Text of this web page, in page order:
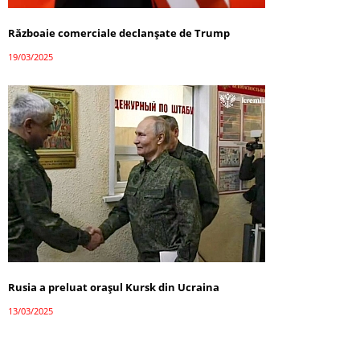
Războaie comerciale declanșate de Trump
19/03/2025
Rusia a preluat orașul Kursk din Ucraina
13/03/2025